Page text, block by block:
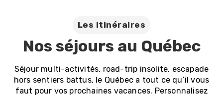
Les itinéraires
Nos séjours au Québec
Séjour multi-activités, road-trip insolite, escapade
hors sentiers battus, le Québec a tout ce qu’il vous
faut pour vos prochaines vacances. Personnalisez